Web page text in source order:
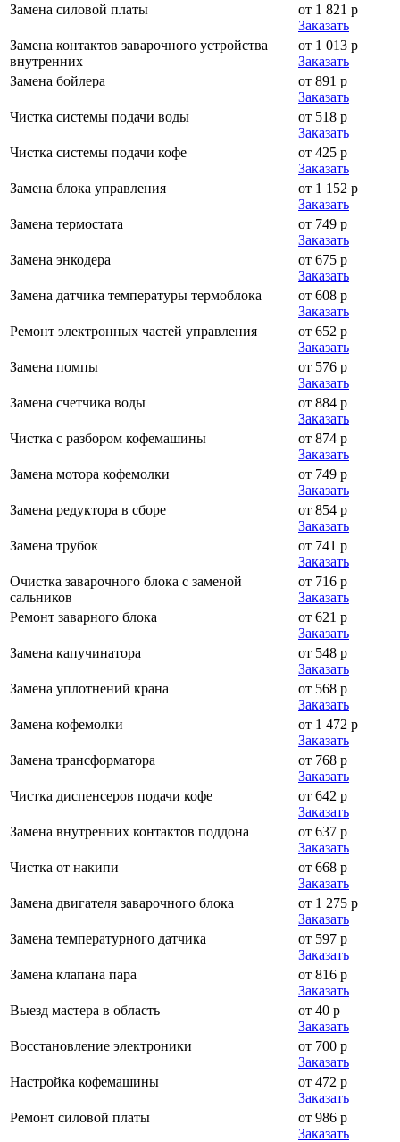
Замена силовой платы
от 1 821 р
Заказать
Замена контактов заварочного устройства
внутренних
от 1 013 р
Заказать
Замена бойлера
от 891 р
Заказать
Чистка системы подачи воды
от 518 р
Заказать
Чистка системы подачи кофе
от 425 р
Заказать
Замена блока управления
от 1 152 р
Заказать
Замена термостата
от 749 р
Заказать
Замена энкодера
от 675 р
Заказать
Замена датчика температуры термоблока
от 608 р
Заказать
Ремонт электронных частей управления
от 652 р
Заказать
Замена помпы
от 576 р
Заказать
Замена счетчика воды
от 884 р
Заказать
Чистка с разбором кофемашины
от 874 р
Заказать
Замена мотора кофемолки
от 749 р
Заказать
Замена редуктора в сборе
от 854 р
Заказать
Замена трубок
от 741 р
Заказать
Очистка заварочного блока с заменой
сальников
от 716 р
Заказать
Ремонт заварного блока
от 621 р
Заказать
Замена капучинатора
от 548 р
Заказать
Замена уплотнений крана
от 568 р
Заказать
Замена кофемолки
от 1 472 р
Заказать
Замена трансформатора
от 768 р
Заказать
Чистка диспенсеров подачи кофе
от 642 р
Заказать
Замена внутренних контактов поддона
от 637 р
Заказать
Чистка от накипи
от 668 р
Заказать
Замена двигателя заварочного блока
от 1 275 р
Заказать
Замена температурного датчика
от 597 р
Заказать
Замена клапана пара
от 816 р
Заказать
Выезд мастера в область
от 40 р
Заказать
Восстановление электроники
от 700 р
Заказать
Настройка кофемашины
от 472 р
Заказать
Ремонт силовой платы
от 986 р
Заказать